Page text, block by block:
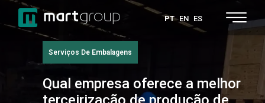
PT EN ES
Serviços De Embalagens
Qualempresa oferece a melhor
terceirização de produção de
embalagem?
Embalagens
Quaissão as vantagens das